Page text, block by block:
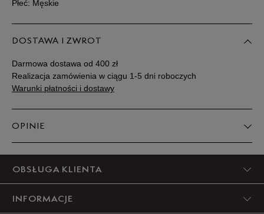
Płeć: Męskie
DOSTAWA I ZWROT
Darmowa dostawa od 400 zł
Realizacja zamówienia w ciągu 1-5 dni roboczych
Warunki płatności i dostawy
OPINIE
5
4
OBSŁUGA KLIENTA
INFORMACJE